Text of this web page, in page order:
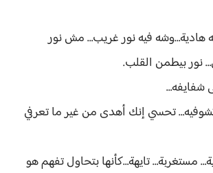
هادية…وشه فيه نور غريب… مش نور
نور بيطمن القلب.
شفايفه…
تشوفيه… تحسي إنك أهدى من غير ما تعرفي
مستغربة… تايهة…كأنها بتحاول تفهم هو